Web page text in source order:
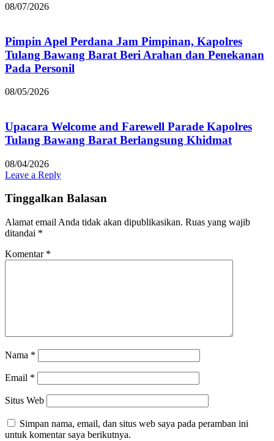
08/07/2026
Pimpin Apel Perdana Jam Pimpinan, Kapolres
Tulang Bawang Barat Beri Arahan dan Penekanan
Pada Personil
08/05/2026
Upacara Welcome and Farewell Parade Kapolres
Tulang Bawang Barat Berlangsung Khidmat
08/04/2026
Leave a Reply
Tinggalkan Balasan
Alamat email Anda tidak akan dipublikasikan. Ruas yang wajib
ditandai *
Komentar *
Nama *
Email *
Situs Web
Simpan nama, email, dan situs web saya pada peramban ini
untuk komentar saya berikutnya.